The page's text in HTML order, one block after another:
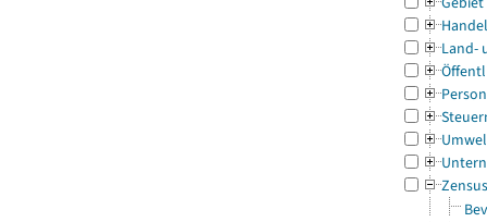
Land-
Zensus